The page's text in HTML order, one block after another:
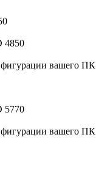
4850
вашего ПК
5770
вашего ПК